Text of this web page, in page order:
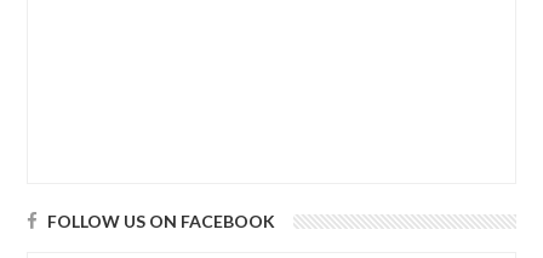
FOLLOW US ON FACEBOOK